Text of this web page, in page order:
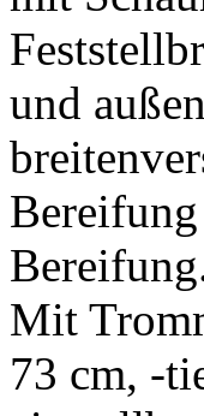
und
Mit
73 cm, -